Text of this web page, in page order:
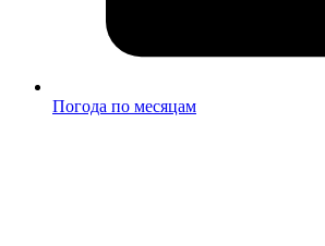
Погода по месяцам